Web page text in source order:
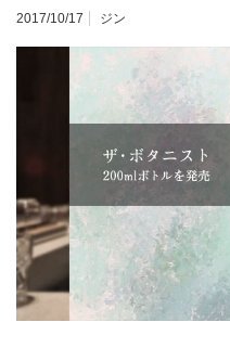
2017/10/17 ジン